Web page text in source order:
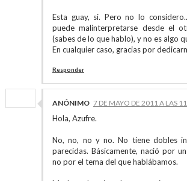
Esta guay, si. Pero no lo
puede malinterpretarse desde el
(sabes de lo que hablo), y no es algo
En cualquier caso, gracias por
Responder
ANÓNIMO 7 DE MAYO DE 2011 A LAS
Hola, Azufre.
No, no, no y no. No tiene dobles
parecidas. Básicamente, nació por
no por el tema del que hablábamos.